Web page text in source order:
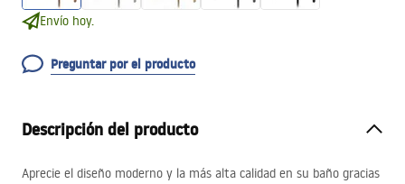
Envío hoy.
Preguntar por el producto
Descripción del producto
Aprecie el diseño moderno y la más alta calidad en su baño gracias